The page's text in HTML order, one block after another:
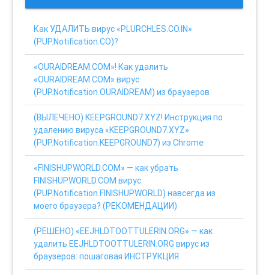
Как УДАЛИТЬ вирус «PLURCHLES.CO.IN»
(PUP.Notification.CO)?
«OURAIDREAM.COM»! Как удалить
«OURAIDREAM.COM» вирус
(PUP.Notification.OURAIDREAM) из браузеров
(ВЫЛЕЧЕНО) KEEPGROUND7.XYZ! Инструкция по
удалению вируса «KEEPGROUND7.XYZ»
(PUP.Notification.KEEPGROUND7) из Chrome
«FINISHUPWORLD.COM» — как убрать
FINISHUPWORLD.COM вирус
(PUP.Notification.FINISHUPWORLD) навсегда из
моего браузера? (РЕКОМЕНДАЦИИ)
(РЕШЕНО) «EEJHLDTOOTTULERIN.ORG» — как
удалить EEJHLDTOOTTULERIN.ORG вирус из
браузеров: пошаговая ИНСТРУКЦИЯ